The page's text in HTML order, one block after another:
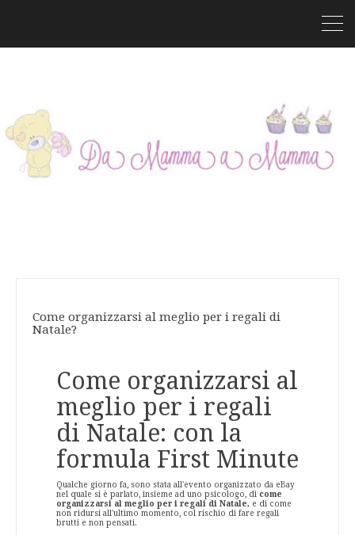
Come organizzarsi al meglio per i regali di
Natale?
Come organizzarsi al
meglio per i regali
di Natale: con la
formula First Minute
Qualche giorno fa, sono stata all'evento organizzato da eBay
nel quale si è parlato, insieme ad uno psicologo, di come
organizzarsi al meglio per i regali di Natale, e di come
non ridursi all'ultimo momento, col rischio di fare regali
brutti e non pensati.